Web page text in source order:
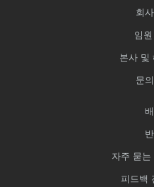
회
임
본사 및
문
자주 묻는
피드백